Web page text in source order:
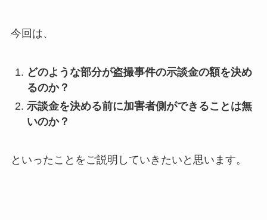
今回は、
どのような部分が盗撮事件の示談金の額を決め
るのか？
示談金を決める前に加害者側ができることは無
いのか？
といったことをご説明していきたいと思います。